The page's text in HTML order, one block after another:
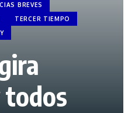
BREVES
TERCER TIEMPO